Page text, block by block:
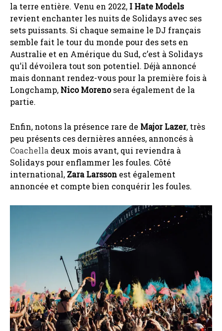
la terre entière. Venu en 2022, I Hate Models
revient enchanter les nuits de Solidays avec ses
sets puissants. Si chaque semaine le DJ français
semble fait le tour du monde pour des sets en
Australie et en Amérique du Sud, c’est à Solidays
qu’il dévoilera tout son potentiel. Déjà annoncé
mais donnant rendez-vous pour la première fois à
Longchamp, Nico Morenosera également de la
partie.
Enfin, notons la présence rare de Major Lazer, très
peu présents ces dernières années, annoncés à
Coachella deux mois avant, qui reviendra à
Solidays pour enflammer les foules. Côté
international, Zara Larsson est également
annoncée et compte bien conquérir les foules.